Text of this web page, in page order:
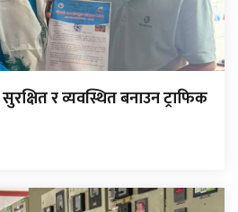
र व्यवस्थित बनाउन ट्राफिक